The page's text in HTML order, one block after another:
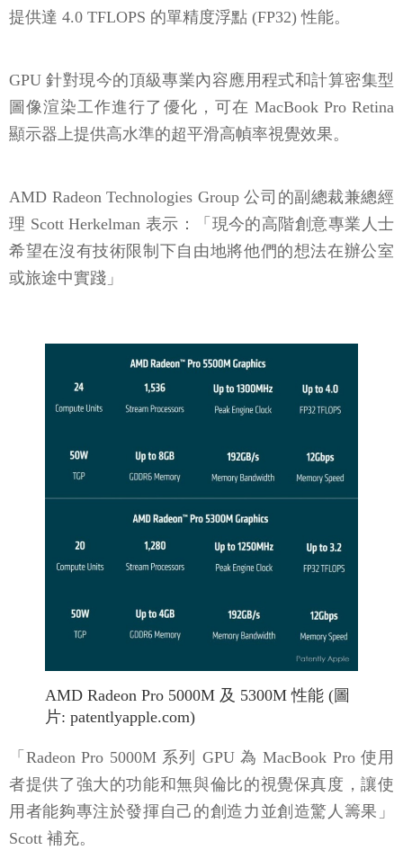
提供達 4.0 TFLOPS 的單精度浮點 (FP32) 性能。
GPU 針對現今的頂級專業內容應用程式和計算密集型
圖像渲染工作進行了優化，可在 MacBook Pro Retina
顯示器上提供高水準的超平滑高幀率視覺效果。
AMD Radeon Technologies Group 公司的副總裁兼總經
理 Scott Herkelman 表示：「現今的高階創意專業人士
希望在沒有技術限制下自由地將他們的想法在辦公室
或旅途中實踐」
AMD Radeon Pro 5000M 及 5300M 性能 (圖
片: patentlyapple.com)
「Radeon Pro 5000M 系列 GPU 為 MacBook Pro 使用
者提供了強大的功能和無與倫比的視覺保真度，讓使
用者能夠專注於發揮自己的創造力並創造驚人籌果」
Scott 補充。